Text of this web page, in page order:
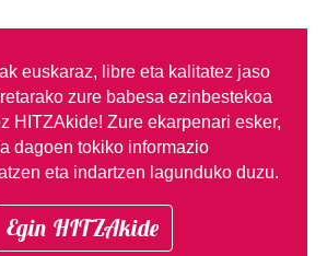
euskaraz, libre eta kalitatez jaso
zure babesa ezinbestekoa
HITZAkide! Zure ekarpenari esker,
dagoen tokiko informazio
eta indartzen lagunduko duzu.
Egin HITZAkide